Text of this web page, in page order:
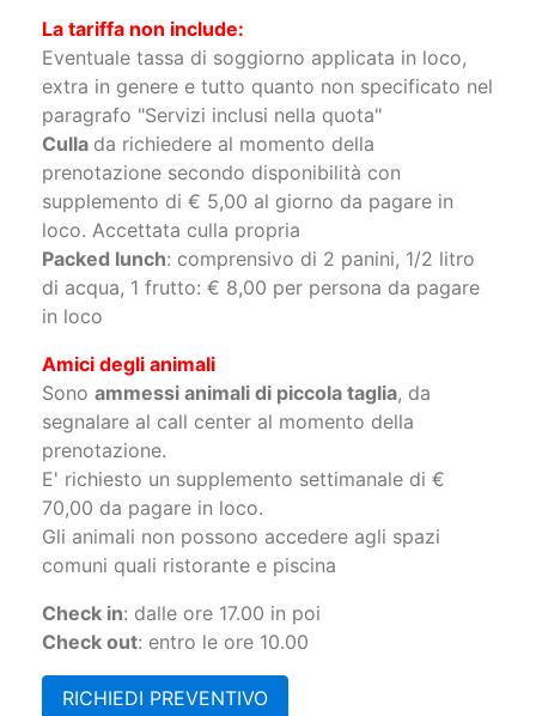
da 2 a 3 posti letto, bilocali da 2 a 4 posti letto
La tariffa non include:
Eventuale tassa di soggiorno applicata in loco,
extra in genere e tutto quanto non specificato nel
paragrafo "Servizi inclusi nella quota"
Cullada richiedere al momento della
prenotazione secondo disponibilità con
supplemento di € 5,00 al giorno da pagare in
loco. Accettata culla propria
Packed lunch
in loco
Amici degli animali
Sonoammessi animali di piccola taglia
segnalare al call center al momento della
prenotazione.
E' richiesto un supplemento settimanale di €
70,00 da pagare in loco.
comuni quali ristorante e piscina
Check in: dalle ore 17.00 in poi
Check out: entro le ore 10.00